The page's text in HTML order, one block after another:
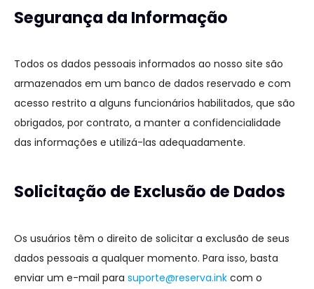
Segurança da Informação
Todos os dados pessoais informados ao nosso site são
armazenados em um banco de dados reservado e com
acesso restrito a alguns funcionários habilitados, que são
obrigados, por contrato, a manter a confidencialidade
das informações e utilizá-las adequadamente.
Solicitação de Exclusão de Dados
Os usuários têm o direito de solicitar a exclusão de seus
dados pessoais a qualquer momento. Para isso, basta
enviar um e-mail para suporte@reserva.ink com o